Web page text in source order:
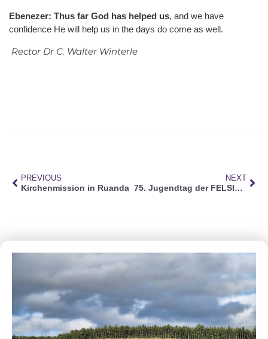
Ebenezer: Thus far God has helped us, and we have
confidence He will help us in the days do come as well.
Rector Dr C. Walter Winterle
PREVIOUS
Kirchenmission in Ruanda
NEXT
75. Jugendtag der FELSISA – Uelzen 2018